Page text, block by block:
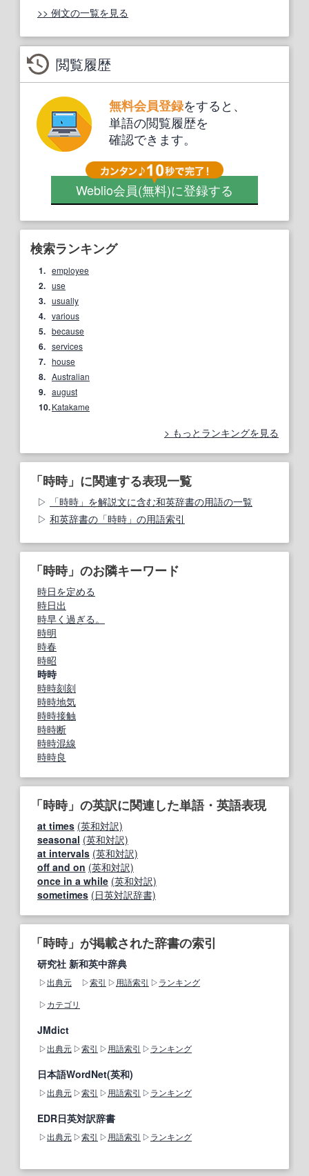
>> 例文の一覧を見る
閲覧履歴
無料会員登録をすると、
単語の閲覧履歴を
確認できます。
Weblio会員(無料)に登録する
検索ランキング
1. employee
2. use
3. usually
4. various
5. because
6. services
7. house
8. Australian
9. august
10.Katakame
もっとランキングを見る
「時時」に関連する表現一覧
「時時」を解説文に含む和英辞書の用語の一覧
和英辞書の「時時」の用語索引
「時時」のお隣キーワード
時日を定める
時日出
時早く過ぎる。
時明
時春
時昭
時時
時時刻刻
時時地気
時時接触
時時断
時時混線
時時良
「時時」の英訳に関連した単語・英語表現
at times (英和対訳)
seasonal (英和対訳)
at intervals (英和対訳)
off and on (英和対訳)
once in a while (英和対訳)
sometimes (日英対訳辞書)
「時時」が掲載された辞書の索引
研究社 新和英中辞典
出典元 索引 用語索引
ランキング
カテゴリ
JMdict
出典元 索引 用語索引 ランキング
日本語WordNet(英和)
出典元 索引 用語索引 ランキング
EDR日英対訳辞書
出典元 索引 用語索引 ランキング